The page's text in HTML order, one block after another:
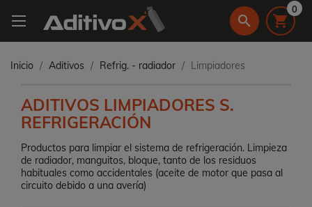
search 
0
Inicio Aditivos Refrig. - radiador Limpiadores
ADITIVOS LIMPIADORES S.
REFRIGERACIÓN
Productos para limpiar el sistema de refrigeración. Limpieza
de radiador, manguitos, bloque, tanto de los residuos
habituales como accidentales (aceite de motor que pasa al
circuito debido a una avería)